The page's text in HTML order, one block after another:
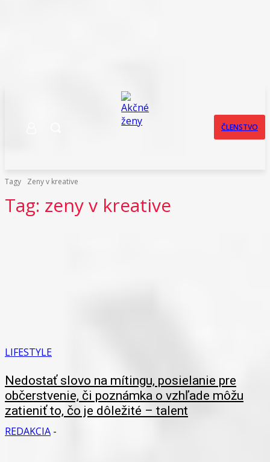
ČLENSTVO
Tagy Zeny v kreative
Tag: zeny v kreative
LIFESTYLE
Nedostať slovo na mítingu, posielanie pre
občerstvenie, či poznámka o vzhľade môžu
zatieniť to, čo je dôležité – talent
REDAKCIA -